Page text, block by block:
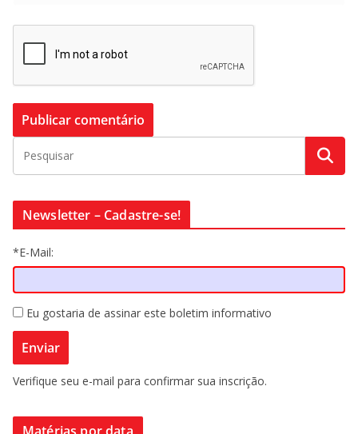
Newsletter – Cadastre-se!
*E-Mail:
Eu gostaria de assinar este boletim informativo
Verifique seu e-mail para confirmar sua inscrição.